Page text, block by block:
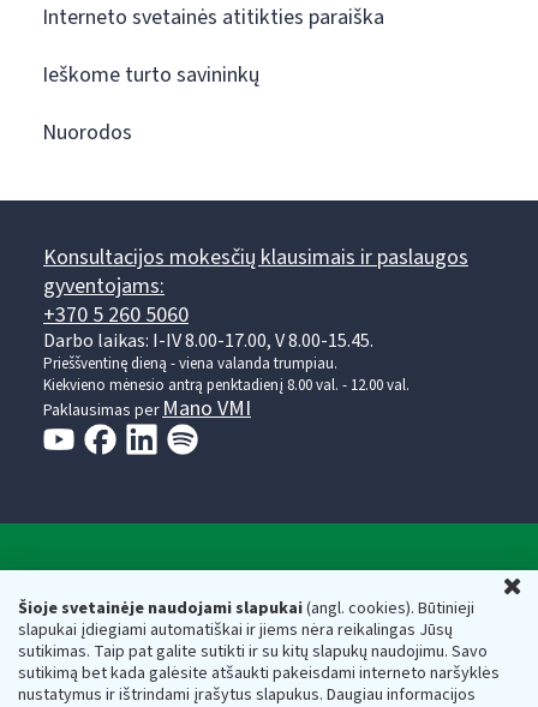
Šioje svetainėje naudojami slapukai(angl. cookies). Būtinieji
slapukai įdiegiami automatiškai ir jiems nėra reikalingas Jūsų
sutikimas. Taip pat galite sutikti ir su kitų slapukų naudojimu. Savo
sutikimą bet kada galėsite atšaukti pakeisdami interneto naršyklės
nustatymus ir ištrindami įrašytus slapukus. Daugiau informacijos
Interneto svetainės atitikties paraiška
Ieškome turto savininkų
Nuorodos
Konsultacijos mokesčių klausimais ir paslaugos
gyventojams:
+370 5 260 5060
Darbo laikas: I-IV 8.00-17.00, V 8.00-15.45.
Prieššventinę dieną - viena valanda trumpiau.
Kiekvieno mėnesio antrą penktadienį 8.00 val. - 12.00 val.
Paklausimas per Mano VMI
Respublikos finansų ministerijos
Biudžetinė įstaiga. Juridinio asmens kodas — 188659752,
adresas: Vasario 16-osios g. 14, 01107 Vilnius, Lietuva, el.paštas:
vmi@vmi.lt, E. pristatymo dėžutės adresas 188659752